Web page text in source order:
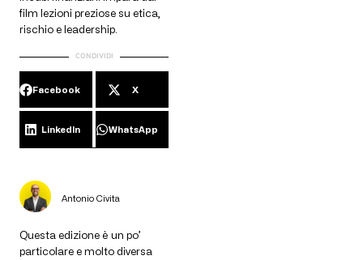
film lezioni preziose su etica,
rischio e leadership.
CONDIVIDI
Facebook X
LinkedIn WhatsApp
Antonio Civita
Questa edizione è un po’
particolare e molto diversa